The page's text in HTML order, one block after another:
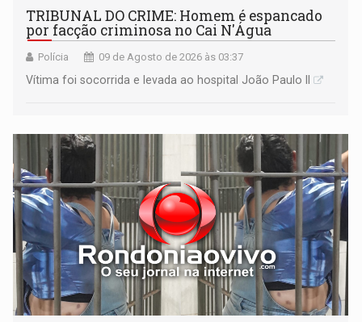
TRIBUNAL DO CRIME: Homem é espancado
por facção criminosa no Cai N'Água
Polícia 09 de Agosto de 2026 às 03:37
Vítima foi socorrida e levada ao hospital João Paulo II